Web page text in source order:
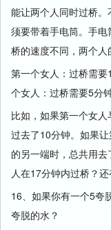
能让两个人同时过桥
须要带着手电筒。手
桥的速度不同，两个人
第一个女人：过桥需
个女人：过桥需要5分
比如，如果第一个女
过去了10分钟。如果
的另一端时，总共用
人在17分钟内过桥？
16、如果你有一个5夸
夸脱的水？